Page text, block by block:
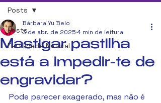
Posts
Fertilidade Natural
Posts
Mastigar pastilha
está a impedir-te de
engravidar?
Bárbara Yu Belo
3 de abr. de 2025 4 min de leitura
Pode parecer exagerado, mas não é